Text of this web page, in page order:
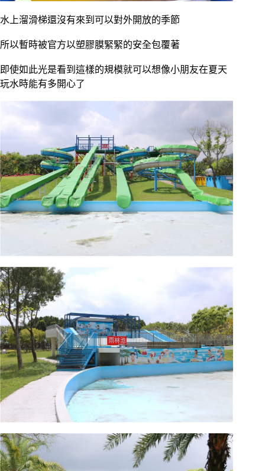
水上溜滑梯還沒有來到可以對外開放的季節
所以暫時被官方以塑膠膜緊緊的安全包覆著
即使如此光是看到這樣的規模就可以想像小朋友在夏天
玩水時能有多開心了